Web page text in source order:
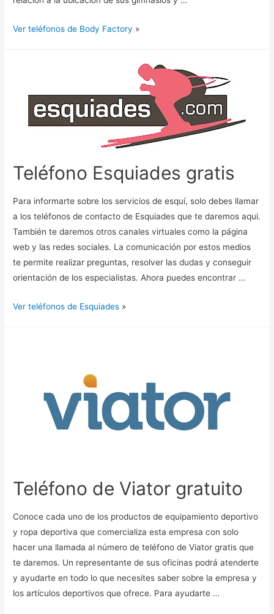
Ver teléfonos de Body Factory »
Teléfono Esquiades gratis
Para informarte sobre los servicios de esquí, solo debes llamar
a los teléfonos de contacto de Esquiades que te daremos aqui.
También te daremos otros canales virtuales como la página
web y las redes sociales. La comunicación por estos medios
te permite realizar preguntas, resolver las dudas y conseguir
orientación de los especialistas. Ahora puedes encontrar …
Ver teléfonos de Esquiades »
Teléfono de Viator gratuito
Conoce cada uno de los productos de equipamiento deportivo
y ropa deportiva que comercializa esta empresa con solo
hacer una llamada al número de teléfono de Viator gratis que
te daremos. Un representante de sus oficinas podrá atenderte
y ayudarte en todo lo que necesites saber sobre la empresa y
los artículos deportivos que ofrece. Para ayudarte …